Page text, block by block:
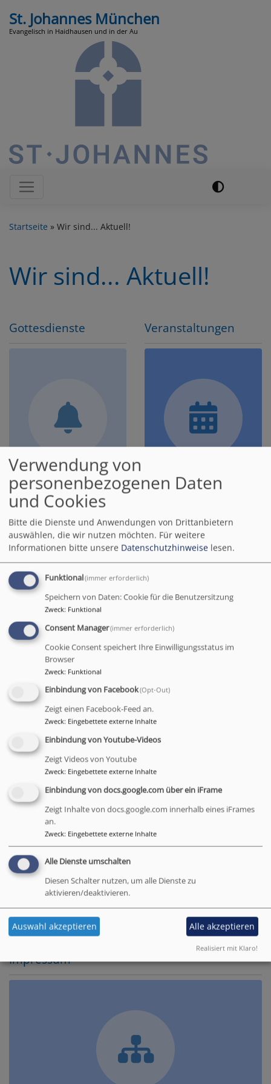
zum
Inhalt
St. Johannes München
Evangelisch in Haidhausen und in der Au
Hauptnavigation
Startseite Wir sind... Aktuell!
Wir sind... Aktuell!
Gottesdienste
Sonntags | Kinder |
Krabbel | Jugend |
Krankenhaus | Taizé
Veranstaltungen
Johannes
Neuigkeiten
Ankündigungen, Aktionen und Rückblicke
Gemeindebrief
Zum Download Hier abonnieren!
Impressum
Verwendung von
personenbezogenen Daten
und Cookies
Bitte die Dienste und Anwendungen von Drittanbietern
auswählen, die wir nutzen möchten. Für weitere
Informationen bitte unsere Datenschutzhinweise lesen.
Funktional(immer erforderlich)
Speichern von Daten: Cookie für die Benutzersitzung
Zweck: Funktional
Consent Manager(immer erforderlich)
Cookie Consent speichert Ihre Einwilligungsstatus im
Browser
Zweck: Funktional
Einbindung von Facebook(Opt-Out)
Zeigt einen Facebook-Feed an.
Zweck: Eingebettete externe Inhalte
Einbindung von Youtube-Videos
Zeigt Videos von Youtube
Zweck: Eingebettete externe Inhalte
Einbindung von docs.google.com über ein iFrame
Zeigt Inhalte von docs.google.com innerhalb eines iFrames
an.
Zweck: Eingebettete externe Inhalte
Alle Dienste umschalten
Diesen Schalter nutzen, um alle Dienste zu
aktivieren/deaktivieren.
Auswahl akzeptieren Alle akzeptieren
Realisiert mit Klaro!